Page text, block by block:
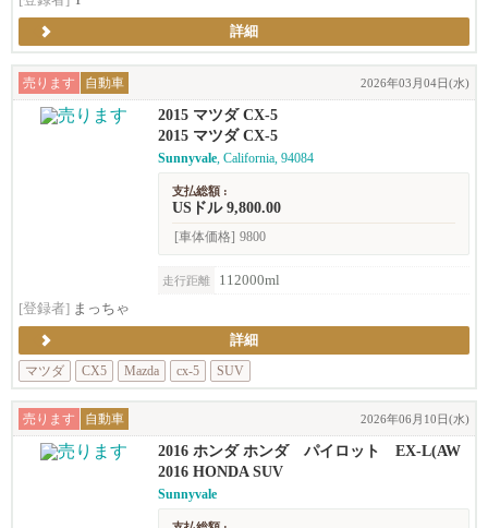
詳細
売ります 自動車 2026年03月04日(水)
2015 マツダ CX-5
2015 マツダ CX-5
Sunnyvale, California, 94084
支払総額 :
USドル 9,800.00
[車体価格] 9800
走行距離
112000ml
[登録者] まっちゃ
詳細
マツダ
CX5 Mazda cx-5 SUV
売ります 自動車 2026年06月10日(水)
2016 ホンダ ホンダ パイロット EX-L(AW
D)
2016 HONDA SUV
Sunnyvale